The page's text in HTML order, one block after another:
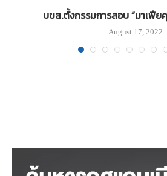
บขส.ตั้งกรรมการสอบ “มาเฟีย
August 17, 2022